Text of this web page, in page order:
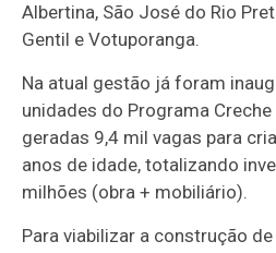
Albertina, São José do Rio
Gentil e Votuporanga.
Na atual gestão já foram
unidades do Programa
geradas 9,4 mil vagas para
anos de idade, totalizando
milhões (obra + mobiliário).
Para viabilizar a construção